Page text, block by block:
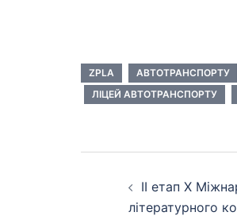
ZPLA АВТОТРАНСПОРТУ
ЛІЦЕЙ АВТОТРАНСПОРТУ
ІІ етап Х
літературного